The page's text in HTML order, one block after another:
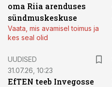
oma Riia arenduses
sündmuskeskuse
Vaata, mis avamisel toimus ja
kes seal olid
UUDISED
31.07.26, 10:23
EfTEN teeb Invegosse